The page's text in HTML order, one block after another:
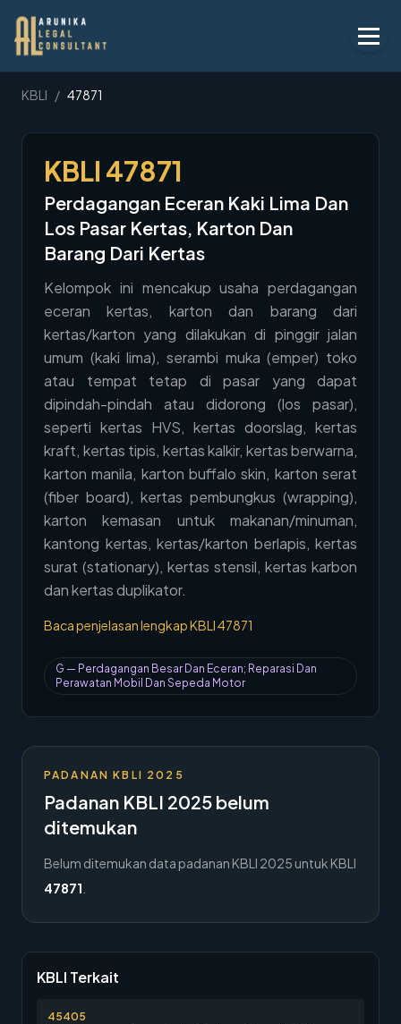
Layanan
Peraturan
KBLI
Tentang
Kontak
Penawaran
Blog
Legal AI
Hubungi Kami →
KBLI / 47871
KBLI 47871
Perdagangan Eceran Kaki Lima Dan
Los Pasar Kertas, Karton Dan
Barang Dari Kertas
Kelompok ini mencakup usaha perdagangan
eceran kertas, karton dan barang dari
kertas/karton yang dilakukan di pinggir jalan
umum (kaki lima), serambi muka (emper) toko
atau tempat tetap di pasar yang dapat
dipindah-pindah atau didorong (los pasar),
seperti kertas HVS, kertas doorslag, kertas
kraft, kertas tipis, kertas kalkir, kertas berwarna,
karton manila, karton buffalo skin, karton serat
(fiber board), kertas pembungkus (wrapping),
karton kemasan untuk makanan/minuman,
kantong kertas, kertas/karton berlapis, kertas
surat (stationary), kertas stensil, kertas karbon
dan kertas duplikator.
Baca penjelasan lengkap KBLI47871
G — Perdagangan Besar Dan Eceran; Reparasi Dan
Perawatan Mobil Dan Sepeda Motor
PADANAN KBLI 2025
Padanan KBLI 2025 belum
ditemukan
Belum ditemukan data padanan KBLI 2025 untuk KBLI
47871
KBLI Terkait
45405